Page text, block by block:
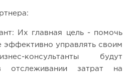
Их главная цель - помочь
эффективно управлять своим
консультанты будут
отслеживании затрат на